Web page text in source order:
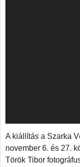
A kiállítás a Szarka
november 6. és 27.
Török Tibor